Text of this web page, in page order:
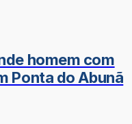
homem com
Ponta do Abunã